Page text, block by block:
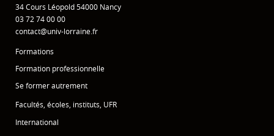
34 Cours Léopold 54000 Nancy
03 72 74 00 00
contact@univ-lorraine.fr
Formations
Formation professionnelle
Se former autrement
Facultés, écoles, instituts, UFR
International